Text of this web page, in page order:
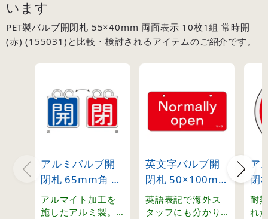
います
PET製バルブ開閉札 55×40mm 両面表示 10枚1組 常時開
(赤) (155031)と比較・検討されるアイテムのご紹介です。
アルミバルブ開
閉札 65mm角 両
面表示 2枚1組 開
(青)⇔閉(赤)
アルマイト加工を
施したアルミ製。
英文字バルブ開
閉札 50×100mm
片面表示
Normally
英語表記で海外ス
タッフにも分かり
ア
閉
(赤
耐
れ